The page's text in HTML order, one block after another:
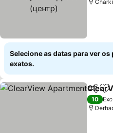
Selecione as datas para ver os
exatos.
10